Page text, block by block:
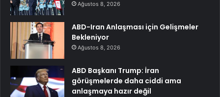
Ağustos 8, 2026
ABD-Iran Anlaşması için Gelişmeler
Bekleniyor
Ağustos 8, 2026
ABD Başkanı Trump: İran
görüşmelerde daha ciddi ama
anlaşmaya hazır değil